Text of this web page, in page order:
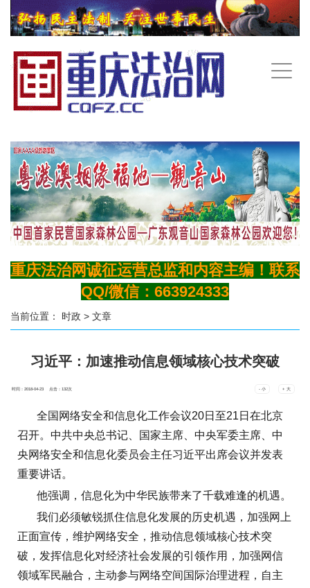
手
机
重庆法治网诚征运营总监和内容主编！联系
QQ/微信：663924333
当前位置： 时政 > 文章
习近平：加速推动信息领域核心技术突破
时间：2018-04-23 点击：132次 - 小 + 大
全国网络安全和信息化工作会议20日至21日在北京
召开。中共中央总书记、国家主席、中央军委主席、中
央网络安全和信息化委员会主任习近平出席会议并发表
重要讲话。
他强调， 信息化为中华民族带来了千载难逢的机遇。
我们必须敏锐抓住信息化发展的历史机遇，加强网上
正面宣传，维护网络安全，推动信息领域核心技术突
破，发挥信息化对经济社会发展的引领作用，加强网信
领域军民融合，主动参与网络空间国际治理进程，自主